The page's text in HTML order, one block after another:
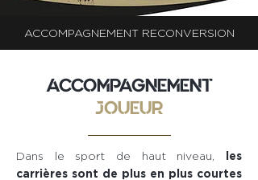
ACCOMPAGNEMENT RECONVERSION
ACCOMPAGNEMENT
JOUEUR
Dans le sport de haut niveau,
les
carrières sont de plus en plus courtes